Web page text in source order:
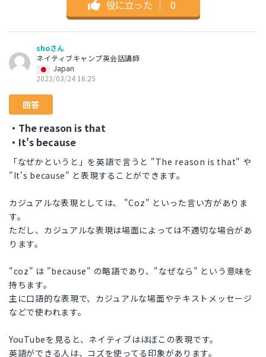
役に立った ｜ 0
shoさん
ネイティブキャンプ英会話講師
Japan
2023/03/24 16:25
回答
・The reason is that
・It's because
「なぜかというと」を英語で言うと "The reason is that" や
"It's because" と表現することができます。
カジュアルな表現としては、 "Coz" といった言い方がありま
す。
ただし、カジュアルな表現は場面によっては不適切な場合があ
ります。
"coz" は "because" の略語であり、"なぜなら" という意味を
持ちます。
主に口語的な表現で、カジュアルな場面やテキストメッセージ
などで使われます。
YouTubeを見ると、ネイティブはほぼこの表現です。
英語ができる人は、コズを使ってる印象があります。